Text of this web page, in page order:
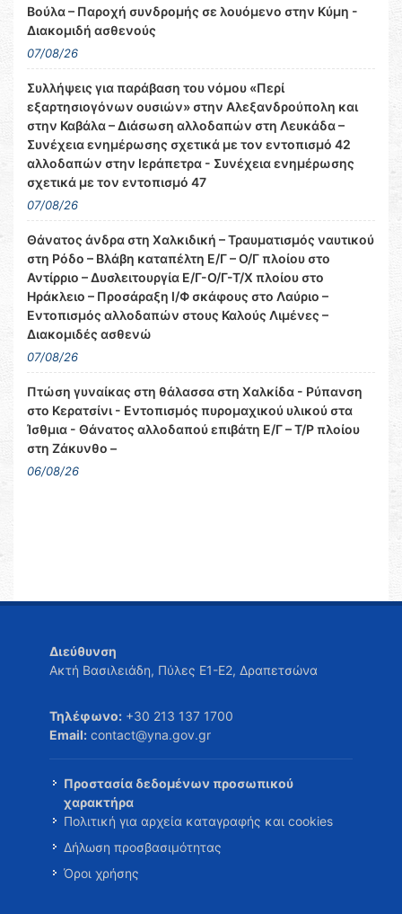
Βούλα – Παροχή συνδρομής σε λουόμενο στην Κύμη -
Διακομιδή ασθενούς
07/08/26
Συλλήψεις για παράβαση του νόμου «Περί
εξαρτησιογόνων ουσιών» στην Αλεξανδρούπολη και
στην Καβάλα – Διάσωση αλλοδαπών στη Λευκάδα –
Συνέχεια ενημέρωσης σχετικά με τον εντοπισμό 42
αλλοδαπών στην Ιεράπετρα - Συνέχεια ενημέρωσης
σχετικά με τον εντοπισμό 47
07/08/26
Θάνατος άνδρα στη Χαλκιδική – Τραυματισμός ναυτικού
στη Ρόδο – Βλάβη καταπέλτη Ε/Γ – Ο/Γ πλοίου στο
Αντίρριο – Δυσλειτουργία Ε/Γ-Ο/Γ-Τ/Χ πλοίου στο
Ηράκλειο – Προσάραξη Ι/Φ σκάφους στο Λαύριο –
Εντοπισμός αλλοδαπών στους Καλούς Λιμένες –
Διακομιδές ασθενώ
07/08/26
Πτώση γυναίκας στη θάλασσα στη Χαλκίδα - Ρύπανση
στο Κερατσίνι - Εντοπισμός πυρομαχικού υλικού στα
Ίσθμια - Θάνατος αλλοδαπού επιβάτη Ε/Γ – Τ/Ρ πλοίου
στη Ζάκυνθο –
06/08/26
Διεύθυνση
Ακτή Βασιλειάδη, Πύλες Ε1-Ε2, Δραπετσώνα
Τηλέφωνο: +30 213 137 1700
Email: contact@yna.gov.gr
Προστασία δεδομένων προσωπικού
χαρακτήρα
Πολιτική για αρχεία καταγραφής και cookies
Δήλωση προσβασιμότητας
Όροι χρήσης